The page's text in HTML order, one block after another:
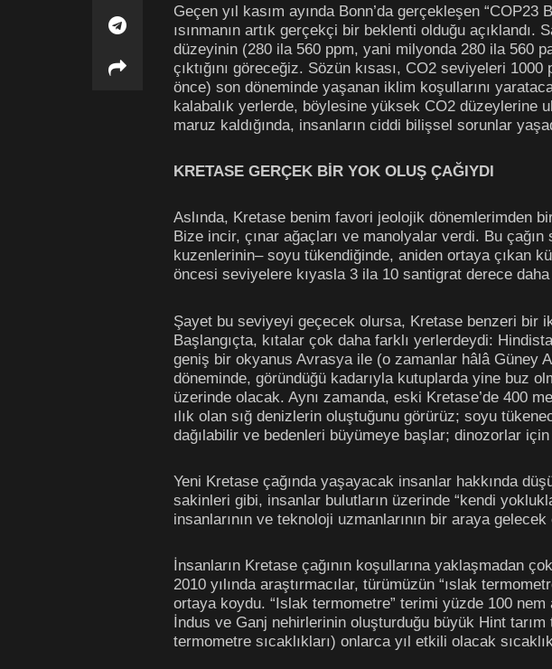
Geçen yıl kasım ayında Bonn’da gerçekleşen
ısınmanın artık gerçekçi bir beklenti olduğu
düzeyinin (280 ila 560 ppm, yani milyonda 280 ila 560
çıktığını göreceğiz. Sözün kısası, CO2 seviyeleri
önce) son döneminde yaşanan iklim koşullarını
kalabalık yerlerde, böylesine yüksek CO2 düzeylerine
maruz kaldığında, insanların ciddi bilişsel sorunlar
KRETASE GERÇEK BİR YOK OLUŞ ÇAĞIYDI
Aslında, Kretase benim favori jeolojik dönemlerimden
Bize incir, çınar ağaçları ve manolyalar verdi. Bu
kuzenlerinin– soyu tükendiğinde, aniden ortaya çıkan
öncesi seviyelere kıyasla 3 ila 10 santigrat derece daha
Şayet bu seviyeyi geçecek olursa, Kretase benzeri bir
Başlangıçta, kıtalar çok daha farklı yerlerdeydi:
geniş bir okyanus Avrasya ile (o zamanlar hâlâ Güney
döneminde, göründüğü kadarıyla kutuplarda yine buz
üzerinde olacak. Aynı zamanda, eski Kretase’de 400
ılık olan sığ denizlerin oluştuğunu görürüz; soyu
dağılabilir ve bedenleri büyümeye başlar; dinozorlar
Yeni Kretase çağında yaşayacak insanlar hakkında
sakinleri gibi, insanlar bulutların üzerinde “kendi
insanlarının ve teknoloji uzmanlarının bir araya gelecek
İnsanların Kretase çağının koşullarına yaklaşmadan
2010 yılında araştırmacılar, türümüzün “ıslak
ortaya koydu. “Islak termometre” terimi yüzde 100
İndus ve Ganj nehirlerinin oluşturduğu büyük Hint tarım
termometre sıcaklıkları) onlarca yıl etkili olacak